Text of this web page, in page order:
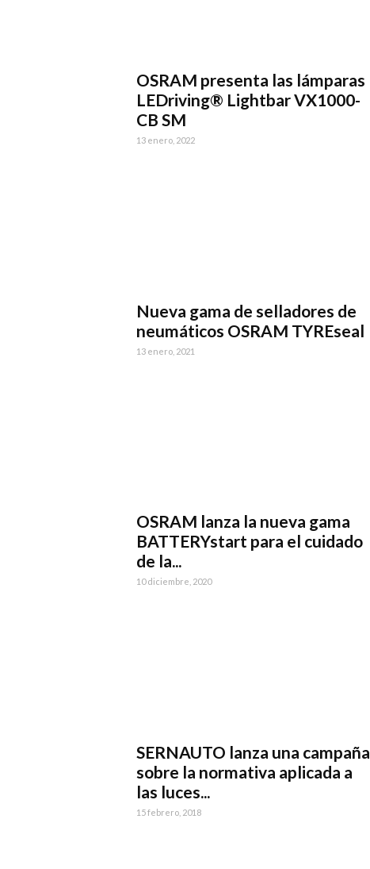
OSRAM presenta las lámparas
LEDriving® Lightbar VX1000-
CB SM
13 enero, 2022
Nueva gama de selladores de
neumáticos OSRAM TYREseal
13 enero, 2021
OSRAM lanza la nueva gama
BATTERYstart para el cuidado
de la...
10 diciembre, 2020
SERNAUTO lanza una campaña
sobre la normativa aplicada a
las luces...
15 febrero, 2018